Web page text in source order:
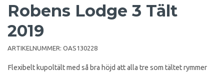
Robens Lodge 3 Tält
2019
ARTIKELNUMMER: OAS130228
Flexibelt kupoltält med så bra höjd att alla tre som tältet rymmer